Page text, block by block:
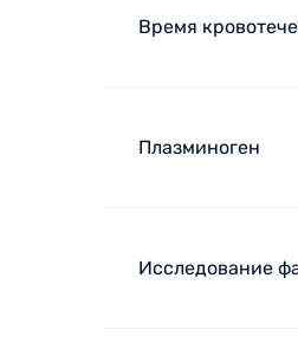
Время
Плазминоген
Исследование